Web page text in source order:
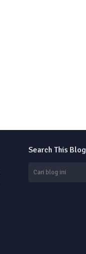
Search This Blog